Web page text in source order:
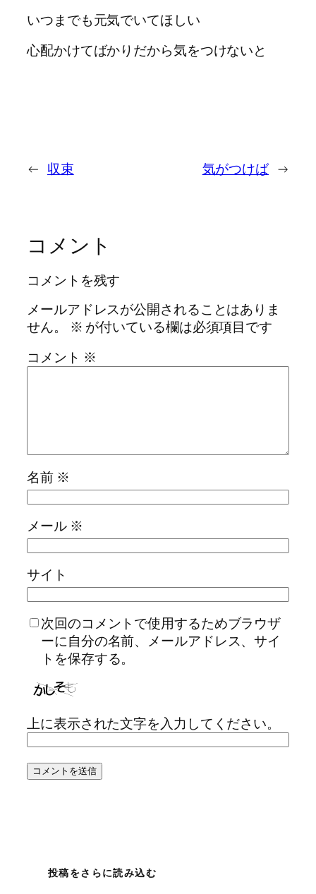
いつまでも元気でいてほしい
心配かけてばかりだから気をつけないと
← 収束 気がつけば →
コメント
コメントを残す
メールアドレスが公開されることはありま
せん。
※ が付いている欄は必須項目です
コメント ※
名前 ※
メール ※
サイト
次回のコメントで使用するためブラウザ
ーに自分の名前、メールアドレス、サイ
トを保存する。
上に表示された文字を入力してください。
投稿をさらに読み込む